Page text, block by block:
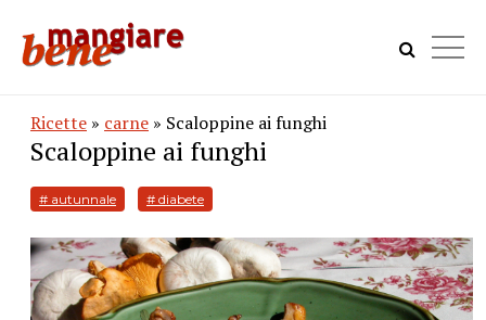
Ricette » carne » Scaloppine ai funghi
Scaloppine ai funghi
# autunnale # diabete